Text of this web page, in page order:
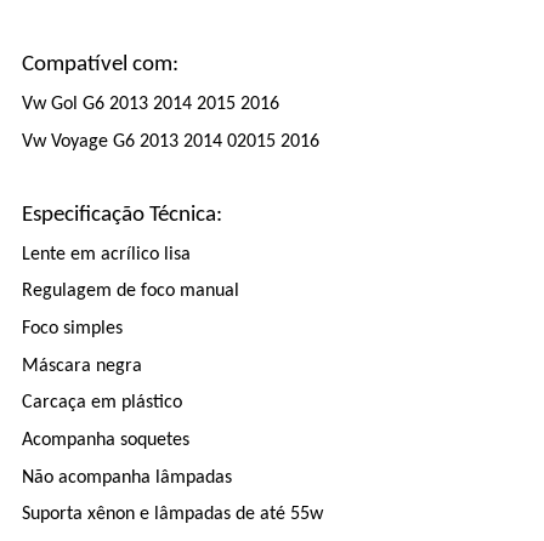
Compatível com:
Vw Gol G6 2013 2014 2015 2016
Vw Voyage G6 2013 2014 02015 2016
Especificação Técnica:
Lente em acrílico lisa
Regulagem de foco manual
Foco simples
Máscara negra
Carcaça em plástico
Acompanha soquetes
Não acompanha lâmpadas
Suporta xênon e lâmpadas de até 55w